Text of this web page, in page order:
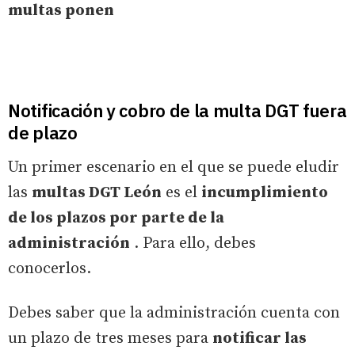
multas ponen
Notificación y cobro de la multa DGT fuera
de plazo
Un primer escenario en el que se puede eludir
las multas DGT León es el incumplimiento
de los plazos por parte de la
administración . Para ello, debes
conocerlos.
Debes saber que la administración cuenta con
un plazo de tres meses para notificar las